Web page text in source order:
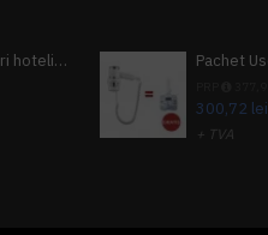
Pachet 100 seturi hoteliere, set dentar, set barbierit, casca de dus, pila unghii, set cusut
300,72 lei
+ TVA